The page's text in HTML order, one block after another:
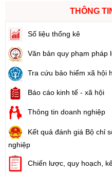
THÔNG
Số liệu thống kê
Văn bản quy phạm pháp
Tra cứu bảo hiểm xã hội
Báo cáo kinh tế - xã hội
Thông tin doanh nghiệp
Kết quả đánh giá Bộ chỉ
nghiệp
Chiến lược, quy hoạch,